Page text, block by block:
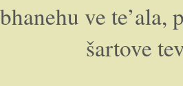
ve te’ala,
šartove